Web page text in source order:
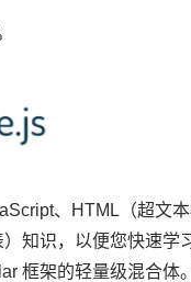
、HTML（超文
知识，以便您快速学
框架的轻量级混合体